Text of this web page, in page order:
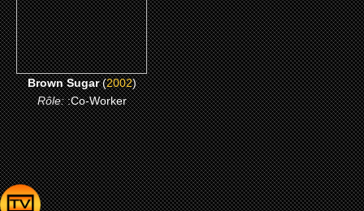
CLICK ME
Brown Sugar(2002)
Rôle::Co-Worker